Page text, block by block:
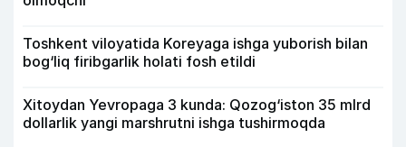
Toshkent viloyatida Koreyaga ishga yuborish bilan
bog‘liq firibgarlik holati fosh etildi
Xitoydan Yevropaga 3 kunda: Qozog‘iston 35 mlrd
dollarlik yangi marshrutni ishga tushirmoqda